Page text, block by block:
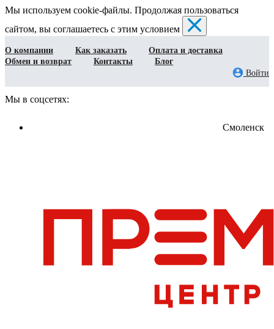
Мы используем cookie-файлы. Продолжая пользоваться
сайтом, вы соглашаетесь с этим условием
О компании Как заказать
Оплата и доставка
Обмен и возврат
Контакты
Блог
Войти
Мы в соцсетях:
Смоленск